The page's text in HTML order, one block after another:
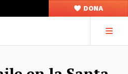
DONA